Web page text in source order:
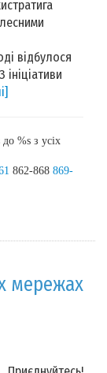
відбулося
%s з усіх
862-868 869-
мережах